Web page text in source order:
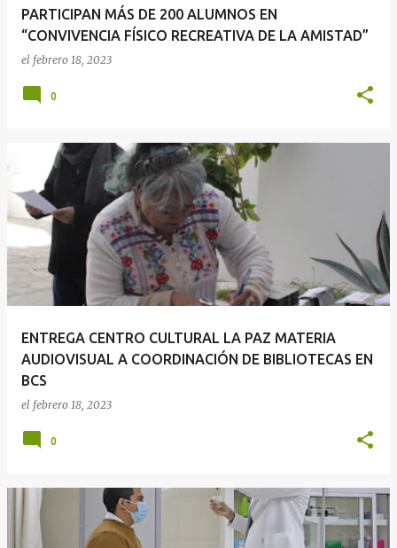
PARTICIPAN MÁS DE 200 ALUMNOS EN
“CONVIVENCIA FÍSICO RECREATIVA DE LA AMISTAD”
el febrero 18, 2023
0
ENTREGA CENTRO CULTURAL LA PAZ MATERIA
AUDIOVISUAL A COORDINACIÓN DE BIBLIOTECAS EN
BCS
el febrero 18, 2023
0